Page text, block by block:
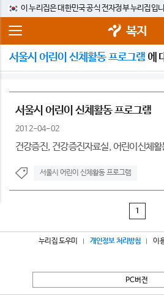
이 누리집은 대한민국 공식 전자정부 누리집입
복지
서울시 어린이 신체활동 프로그램 에
서울시 어린이 신체활동 프로그램
2012-04-02
건강증진, 건강증진자료실, 어린이신체활
서울시 어린이 신체활동 프로그램
1
누리집 도우미 개인정보 처리방침 이
PC버전